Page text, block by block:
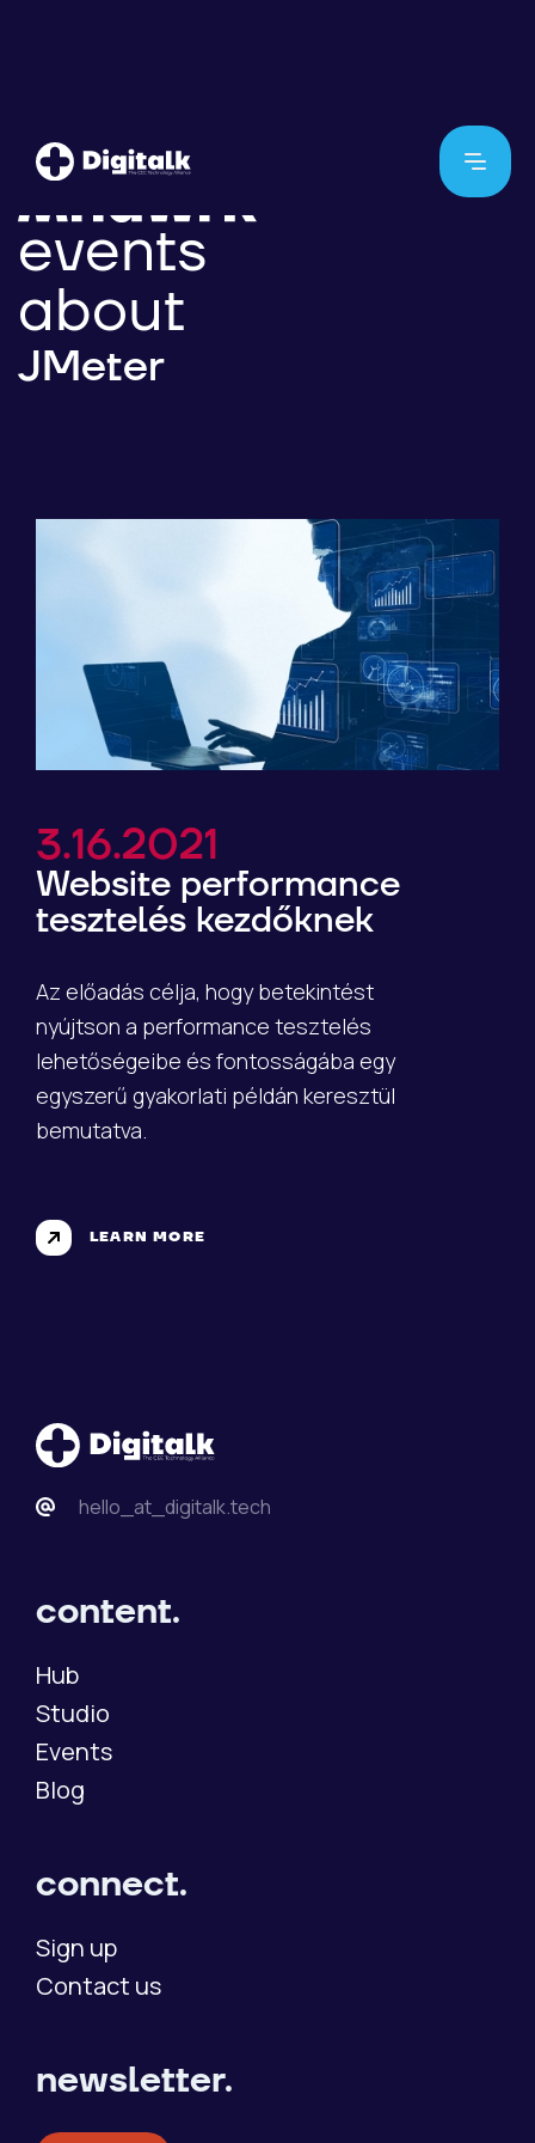
events
about
JMeter
3.16.2021
Website performance
tesztelés kezdőknek
Az előadás célja, hogy betekintést
nyújtson a performance tesztelés
lehetőségeibe és fontosságába egy
egyszerű gyakorlati példán keresztül
bemutatva.
LEARN MORE
hello_at_digitalk.tech
content.
Hub
Studio
Events
Blog
connect.
Sign up
Contact us
newsletter.